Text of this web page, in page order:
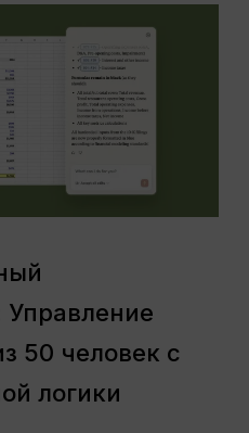
50 человек с
логики